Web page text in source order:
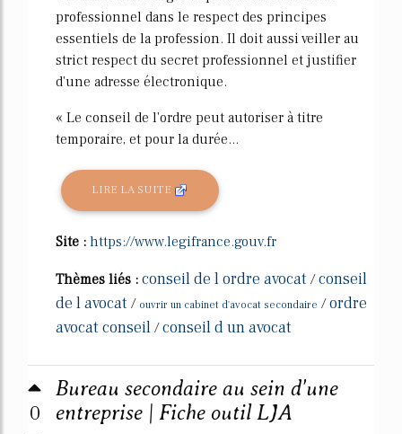
professionnel dans le respect des principes
essentiels de la profession. Il doit aussi veiller au
strict respect du secret professionnel et justifier
d'une adresse électronique.
« Le conseil de l'ordre peut autoriser à titre
temporaire, et pour la durée...
LIRE LA SUITE
Site : https://www.legifrance.gouv.fr
Thèmes liés : conseil de l ordre avocat /conseil
de l avocat / ouvrir un cabinet d'avocat secondaire /ordre
avocat conseil /conseil d un avocat
0
Bureau secondaire au sein d'une
entreprise | Fiche outil LJA